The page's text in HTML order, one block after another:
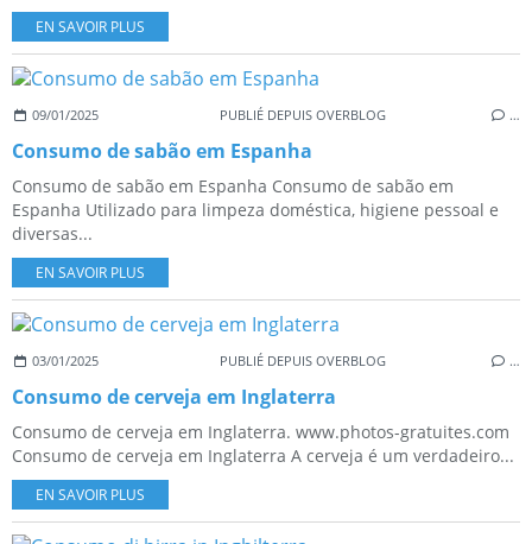
EN SAVOIR PLUS
09/01/2025 PUBLIÉ DEPUIS OVERBLOG …
Consumo de sabão em Espanha
Consumo de sabão em Espanha Consumo de sabão em
Espanha Utilizado para limpeza doméstica, higiene pessoal e
diversas...
EN SAVOIR PLUS
03/01/2025 PUBLIÉ DEPUIS OVERBLOG …
Consumo de cerveja em Inglaterra
Consumo de cerveja em Inglaterra. www.photos-gratuites.com
Consumo de cerveja em Inglaterra A cerveja é um verdadeiro...
EN SAVOIR PLUS